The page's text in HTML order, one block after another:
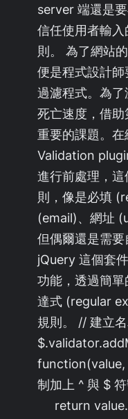
server 端還是
信任使用者輸
則。 為了網站
便是程式設計
過濾程式。為
死亡速度，借
重要的課題。
Validation
進行前處理，
則，像是必填
(email)、網址
但偶爾還是需
jQuery 這個套
功能，透過簡
達式 (regular
規則。 // 建立
制加上 ^ 與 $
return